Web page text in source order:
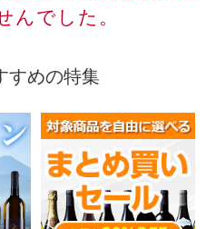
んでした。
すめの特集